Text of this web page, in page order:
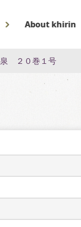
About khirin
２０巻１号